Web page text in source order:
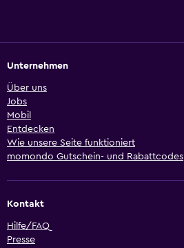
Unternehmen
Über uns
Jobs
Mobil
Entdecken
Wie unsere Seite funktioniert
momondo Gutschein- und Rabattcodes
Kontakt
Hilfe/FAQ
Presse